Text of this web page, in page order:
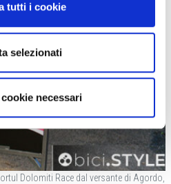
tutti i cookie
selezionati
necessari
Dolomiti Race dal versante di Agordo,